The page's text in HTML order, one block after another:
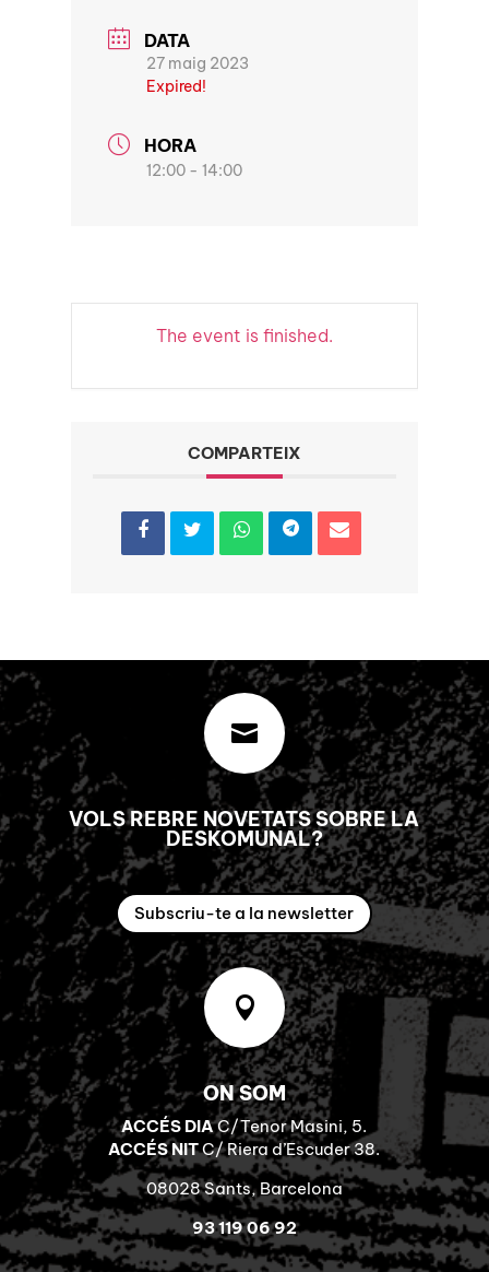
DATA
27 maig 2023
Expired!
HORA
12:00 - 14:00
The event is finished.
COMPARTEIX

VOLS REBRE NOVETATS SOBRE LA
DESKOMUNAL?
Subscriu-te a la newsletter

ON SOM
ACCÉS DIAC/Tenor Masini, 5.
ACCÉS NITC/ Riera d’Escuder 38.
08028 Sants, Barcelona
93 119 06 92